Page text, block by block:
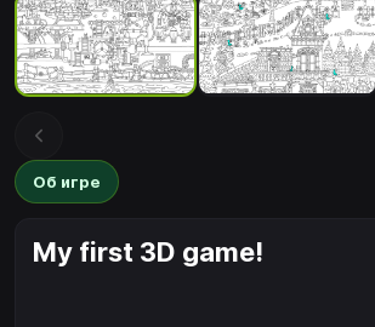
Об игре
My first 3D game!